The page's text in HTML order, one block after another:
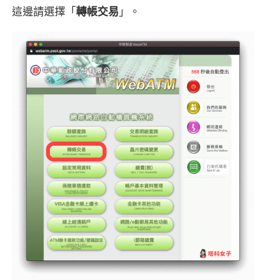
這邊請選擇「 轉帳交易 」。